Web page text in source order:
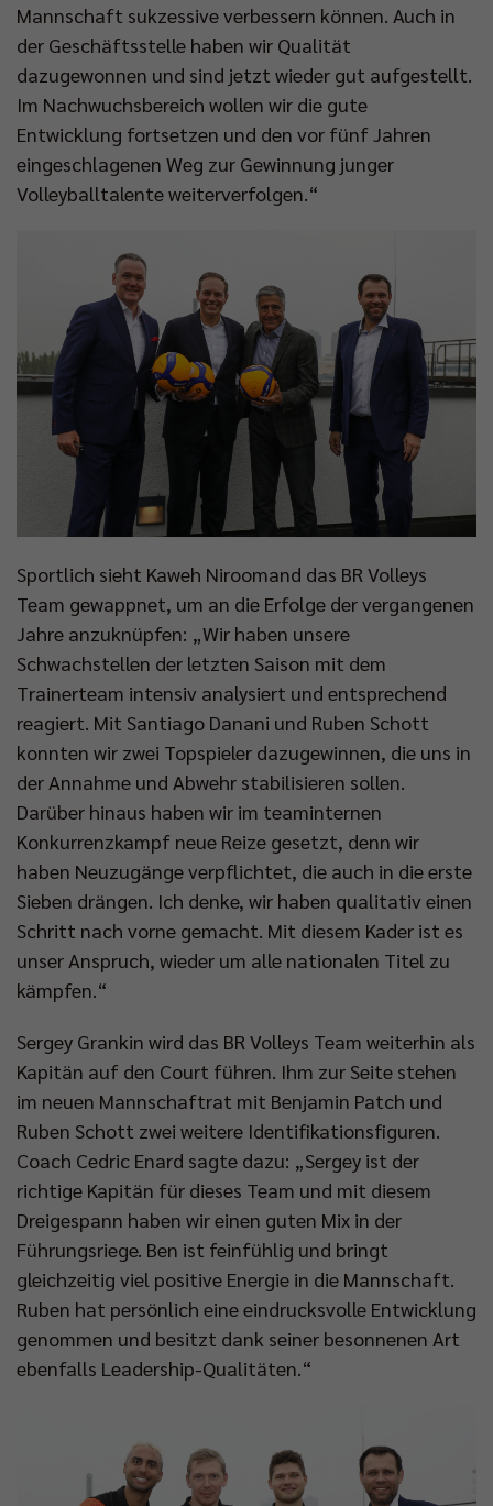
Mannschaft sukzessive verbessern können. Auch in
der Geschäftsstelle haben wir Qualität
dazugewonnen und sind jetzt wieder gut aufgestellt.
Im Nachwuchsbereich wollen wir die gute
Entwicklung fortsetzen und den vor fünf Jahren
eingeschlagenen Weg zur Gewinnung junger
Volleyballtalente weiterverfolgen.“
Sportlich sieht Kaweh Niroomand das BR Volleys
Team gewappnet, um an die Erfolge der vergangenen
Jahre anzuknüpfen: „Wir haben unsere
Schwachstellen der letzten Saison mit dem
Trainerteam intensiv analysiert und entsprechend
reagiert. Mit Santiago Danani und Ruben Schott
konnten wir zwei Topspieler dazugewinnen, die uns in
der Annahme und Abwehr stabilisieren sollen.
Darüber hinaus haben wir im teaminternen
Konkurrenzkampf neue Reize gesetzt, denn wir
haben Neuzugänge verpflichtet, die auch in die erste
Sieben drängen. Ich denke, wir haben qualitativ einen
Schritt nach vorne gemacht. Mit diesem Kader ist es
unser Anspruch, wieder um alle nationalen Titel zu
kämpfen.“
Sergey Grankin wird das BR Volleys Team weiterhin als
Kapitän auf den Court führen. Ihm zur Seite stehen
im neuen Mannschaftrat mit Benjamin Patch und
Ruben Schott zwei weitere Identifikationsfiguren.
Coach Cedric Enard sagte dazu: „Sergey ist der
richtige Kapitän für dieses Team und mit diesem
Dreigespann haben wir einen guten Mix in der
Führungsriege. Ben ist feinfühlig und bringt
gleichzeitig viel positive Energie in die Mannschaft.
Ruben hat persönlich eine eindrucksvolle Entwicklung
genommen und besitzt dank seiner besonnenen Art
ebenfalls Leadership-Qualitäten.“